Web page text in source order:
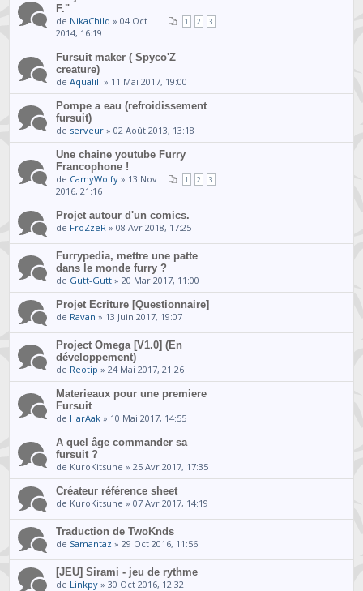
F."
1 2 3
de NikaChild » 04 Oct
2014, 16:19
Fursuit maker ( Spyco'Z
creature)
deAqualili » 11 Mai 2017, 19:00
Pompe a eau (refroidissement
fursuit)
de serveur » 02 Août 2013, 13:18
Une chaine youtube Furry
Francophone !
1 2 3
de CamyWolfy » 13 Nov
2016, 21:16
Projet autour d'un comics.
de FroZzeR » 08 Avr 2018, 17:25
Furrypedia, mettre une patte
dans le monde furry ?
de Gutt-Gutt » 20 Mar 2017, 11:00
Projet Ecriture [Questionnaire]
de Ravan » 13 Juin 2017, 19:07
Project Omega [V1.0] (En
développement)
de Reotip » 24 Mai 2017, 21:26
Materieaux pour une premiere
Fursuit
de HarAak » 10 Mai 2017, 14:55
A quel âge commander sa
fursuit ?
de KuroKitsune » 25 Avr 2017, 17:35
Créateur référence sheet
de KuroKitsune » 07 Avr 2017, 14:19
Traduction de TwoKnds
de Samantaz » 29 Oct 2016, 11:56
[JEU] Sirami - jeu de rythme
de Linkpy » 30 Oct 2016, 12:32